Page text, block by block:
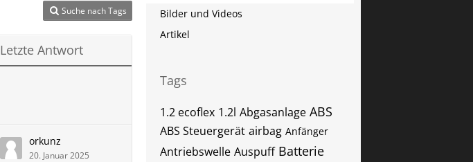
Suche nach Tags
Letzte Antwort
orkunz
20. Januar 2025
Bilder und Videos
Artikel
Tags
1.2 ecoflex 1.2l Abgasanlage ABS
ABS Steuergerät airbag Anfänger
Antriebswelle Auspuff Batterie